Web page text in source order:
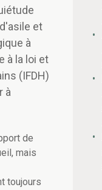
et
à
à la loi et
(IFDH)
à
de
mais
toujours